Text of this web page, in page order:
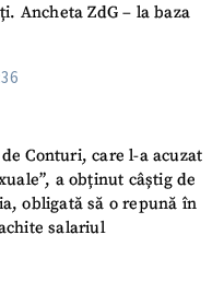
Ancheta ZdG – la baza
Conturi, care l-a acuzat
a obținut câștig de
obligată să o repună în
salariul